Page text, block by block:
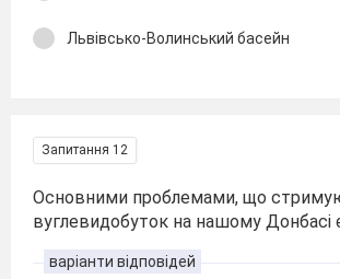
Львівсько-Волинський басейн
Запитання 12
Основними проблемами, що
вуглевидобуток на нашому Донбасі є
варіанти відповідей